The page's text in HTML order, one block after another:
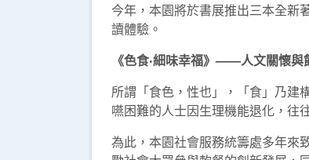
今年，本園將於書展推出三本全新
讀體驗。
《色食‧細味幸福》——人文關懷與
所謂「食色，性也」，「食」乃建
嚥困難的人士因生理機能退化，往
為此，本園社會服務統籌處多年來